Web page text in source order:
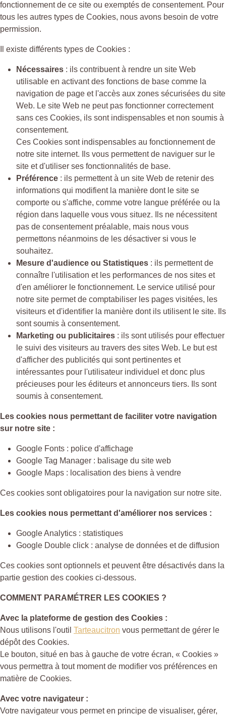
fonctionnement de ce site ou exemptés de consentement. Pour
tous les autres types de Cookies, nous avons besoin de votre
permission.
Il existe différents types de Cookies :
Nécessaires : ils contribuent à rendre un site Web
utilisable en activant des fonctions de base comme la
navigation de page et l'accès aux zones sécurisées du site
Web. Le site Web ne peut pas fonctionner correctement
sans ces Cookies, ils sont indispensables et non soumis à
consentement.
Ces Cookies sont indispensables au fonctionnement de
notre site internet. Ils vous permettent de naviguer sur le
site et d'utiliser ses fonctionnalités de base.
Préférence : ils permettent à un site Web de retenir des
informations qui modifient la manière dont le site se
comporte ou s'affiche, comme votre langue préférée ou la
région dans laquelle vous vous situez. Ils ne nécessitent
pas de consentement préalable, mais nous vous
permettons néanmoins de les désactiver si vous le
souhaitez.
Mesure d'audience ou Statistiques : ils permettent de
connaître l'utilisation et les performances de nos sites et
d'en améliorer le fonctionnement. Le service utilisé pour
notre site permet de comptabiliser les pages visitées, les
visiteurs et d'identifier la manière dont ils utilisent le site. Ils
sont soumis à consentement.
Marketing ou publicitaires : ils sont utilisés pour effectuer
le suivi des visiteurs au travers des sites Web. Le but est
d'afficher des publicités qui sont pertinentes et
intéressantes pour l'utilisateur individuel et donc plus
précieuses pour les éditeurs et annonceurs tiers. Ils sont
soumis à consentement.
Les cookies nous permettant de faciliter votre navigation
sur notre site :
Google Fonts : police d'affichage
Google Tag Manager : balisage du site web
Google Maps : localisation des biens à vendre
Ces cookies sont obligatoires pour la navigation sur notre site.
Les cookies nous permettant d'améliorer nos services :
Google Analytics : statistiques
Google Double click : analyse de données et de diffusion
Ces cookies sont optionnels et peuvent être désactivés dans la
partie gestion des cookies ci-dessous.
COMMENT PARAMÉTRER LES COOKIES ?
Avec la plateforme de gestion des Cookies :
Nous utilisons l'outil Tarteaucitron vous permettant de gérer le
dépôt des Cookies.
Le bouton, situé en bas à gauche de votre écran, « Cookies »
vous permettra à tout moment de modifier vos préférences en
matière de Cookies.
Avec votre navigateur :
Votre navigateur vous permet en principe de visualiser, gérer,